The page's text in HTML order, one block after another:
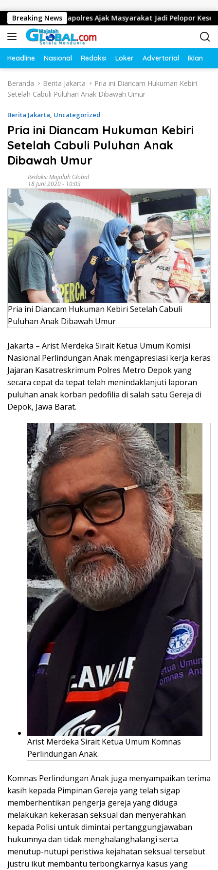
Breaking News
Kapolres Ajak Masyarakat Jadi Pelopor Keselamatan
Headline Nasional Redaksi Loker Advertorial Iklan
Beranda Berita Jakarta
Pria ini Diancam Hukuman Kebiri
Setelah Cabuli Puluhan Anak Dibawah Umur
Berita Jakarta, Uncategorized
Pria ini Diancam Hukuman Kebiri
Setelah Cabuli Puluhan Anak
Dibawah Umur
Redaksi Majalah Global
18 Juni 2020 - 10:03
Pria ini Diancam Hukuman Kebiri Setelah Cabuli
Puluhan Anak Dibawah Umur
Jakarta – Arist Merdeka Sirait Ketua Umum Komisi
Nasional Perlindungan Anak mengapresiasi kerja keras
Jajaran Kasatreskrimum Polres Metro Depok yang
secara cepat da tepat telah menindaklanjuti laporan
puluhan anak korban pedofilia di salah satu Gereja di
Depok, Jawa Barat.
Arist Merdeka Sirait Ketua Umum Komnas
Perlindungan Anak.
Komnas Perlindungan Anak juga menyampaikan terima
kasih kepada Pimpinan Gereja yang telah sigap
memberhentikan pengerja gereja yang diduga
melakukan kekerasan seksual dan menyerahkan
kepada Polisi untuk dimintai pertanggungjawaban
hukumnya dan tidak menghalanghalangi serta
menutup-nutupi peristiwa kejahatan seksual tersebut
justru ikut membantu terbongkarnya kasus yang